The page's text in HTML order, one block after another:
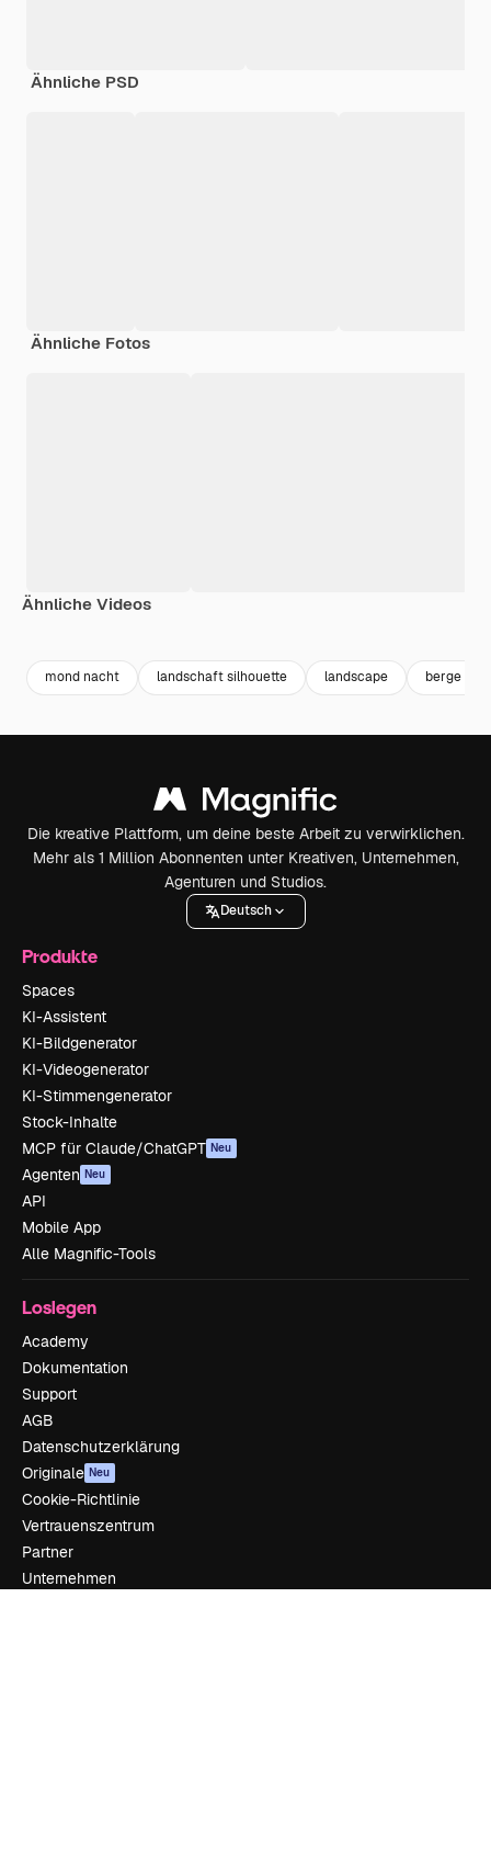
Ähnliche PSD
Ähnliche Fotos
Ähnliche Videos
mond nacht landschaft silhouette landscape berge
Die kreative Plattform, um deine beste Arbeit zu verwirklichen.
Mehr als 1 Million Abonnenten unter Kreativen, Unternehmen,
Agenturen und Studios.
Deutsch
Produkte
Spaces
KI-Assistent
KI-Bildgenerator
KI-Videogenerator
KI-Stimmengenerator
Stock-Inhalte
MCP für Claude/ChatGPT Neu
Agenten Neu
API
Mobile App
Alle Magnific-Tools
Loslegen
Academy
Dokumentation
Support
AGB
Datenschutzerklärung
Originale Neu
Cookie-Richtlinie
Vertrauenszentrum
Partner
Unternehmen